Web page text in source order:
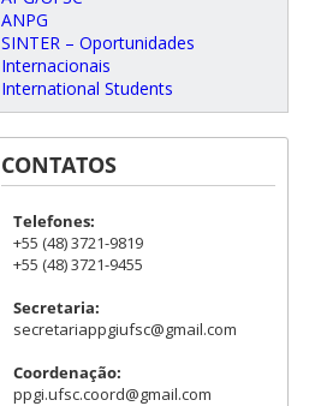
ANPG
SINTER – Oportunidades
Internacionais
International Students
CONTATOS
Telefones:
+55 (48) 3721-9819
+55 (48) 3721-9455
Secretaria:
secretariappgiufsc@gmail.com
Coordenação:
ppgi.ufsc.coord@gmail.com